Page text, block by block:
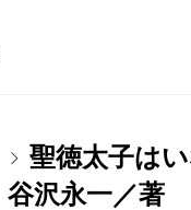
聖徳太子は
谷沢永一／著